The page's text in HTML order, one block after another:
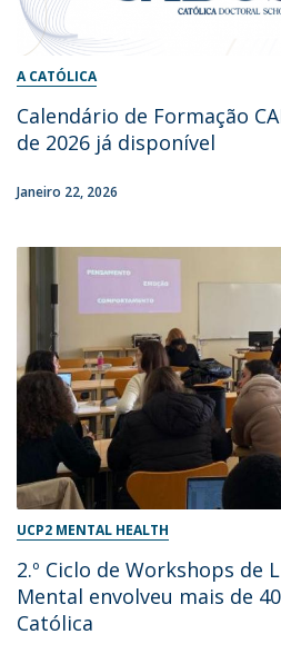
A CATÓLICA
Calendário de Formação
de 2026 já disponível
Janeiro 22, 2026
UCP2 MENTAL HEALTH
2.º Ciclo de Workshops de
Mental envolveu mais de
Católica